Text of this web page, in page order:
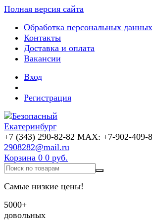
Полная версия сайта
Обработка персональных данных
Контакты
Доставка и оплата
Вакансии
Вход
Регистрация
+7 (343) 290-82-82 MAX: +7-902-409-
2908282@mail.ru
Корзина 0 0 руб.
Самые низкие цены!
5000+
довольных